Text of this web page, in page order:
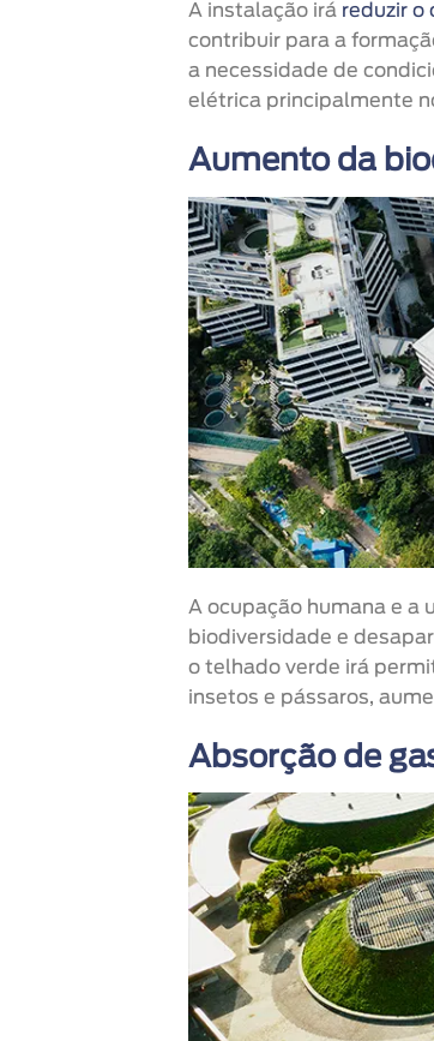
A instalação irá reduzir o
contribuir para a
a necessidade de
elétrica principalmente
Aumento da
A ocupação humana e a
biodiversidade e
o telhado verde irá
insetos e pássaros,
Absorção de